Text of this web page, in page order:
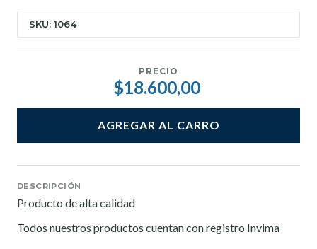
SKU: 1064
PRECIO
$18.600,00
AGREGAR AL CARRO
DESCRIPCIÓN
Producto de alta calidad
Todos nuestros productos cuentan con registro Invima